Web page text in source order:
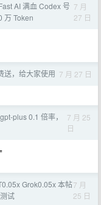
AI 满血 Codex 号
万 Token
7 月
27 日
送，给大家使用 7 月 27 日
plus 0.1 倍率，
7 月 25
日
Grok0.05x 本帖
试
7 月
25 日